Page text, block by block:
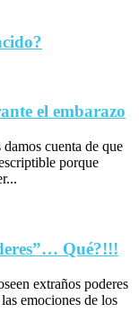
el embarazo
cuenta de que
porque
Qué?!!!
extraños poderes
emociones de los